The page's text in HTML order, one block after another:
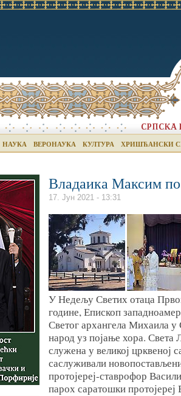
НАУКА ВЕРОНАУКА КУЛТУРА ХРИШЋАНСКИ
Владаика Максим
17. Јун 2021 - 13:31
У Недељу Светих отаца
године, Епископ
Светог архангела Михаила у
народ уз појање хора. Света
служена у великој црквеној
саслуживали
протојереј-ставрофор
парох саратошки протојереј